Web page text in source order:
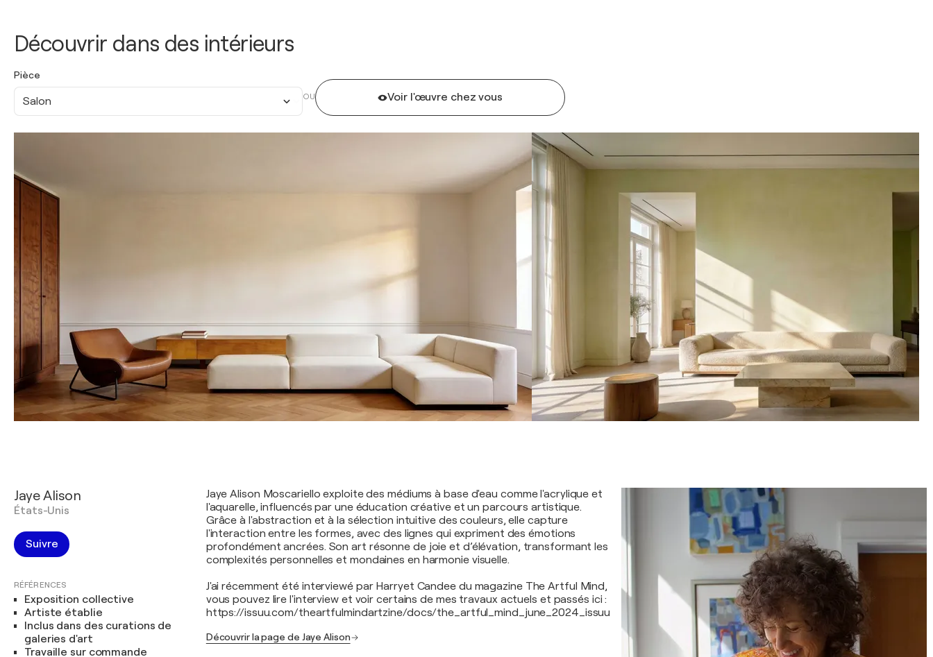
Découvrir dans des intérieurs
Pièce
Salon OU Voir l'œuvre chez vous
Jaye Alison
États-Unis
Suivre
RÉFÉRENCES
Exposition collective
Artiste établie
Inclus dans des curations de
galeries d'art
Travaille sur commande
Jaye Alison Moscariello exploite des médiums à base d'eau comme l'acrylique et
l'aquarelle, influencés par une éducation créative et un parcours artistique.
Grâce à l'abstraction et à la sélection intuitive des couleurs, elle capture
l'interaction entre les formes, avec des lignes qui expriment des émotions
profondément ancrées. Son art résonne de joie et d’élévation, transformant les
complexités personnelles et mondaines en harmonie visuelle.
J'ai récemment été interviewé par Harryet Candee du magazine The Artful Mind,
vous pouvez lire l'interview et voir certains de mes travaux actuels et passés ici :
https://issuu.com/theartfulmindartzine/docs/the_artful_mind_june_2024_issuu
Découvrir la page de Jaye Alison